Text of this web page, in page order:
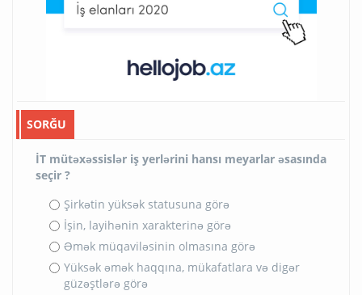
SORĞU
İT mütəxəssislər iş yerlərini hansı meyarlar əsasında
seçir ?
Şirkətin yüksək statusuna görə
İşin, layihənin xarakterinə görə
Əmək müqaviləsinin olmasına görə
Yüksək əmək haqqına, mükafatlara və digər
güzəştlərə görə